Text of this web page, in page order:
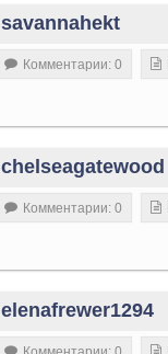
savannahekt
Комментарии: 0
chelseagatewood
Комментарии: 0
elenafrewer1294